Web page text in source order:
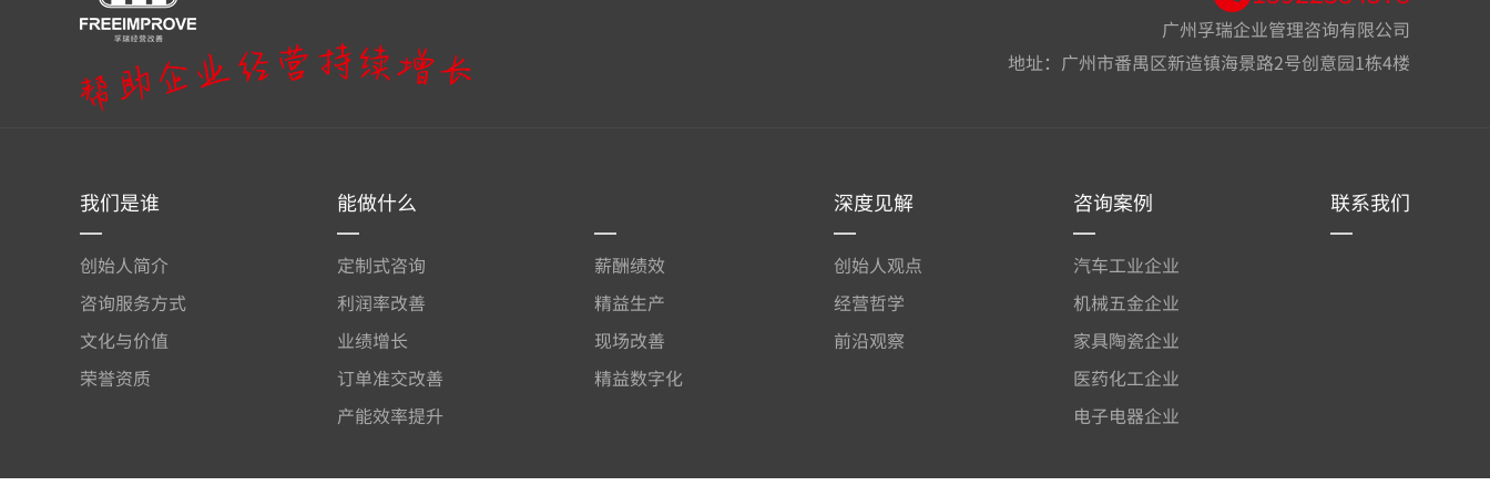
广州孚瑞企业管理咨询有限公司
地址：广州市番禺区新造镇海景路2号创意园1栋4楼
我们是谁
创始人简介
咨询服务方式
文化与价值
荣誉资质
能做什么
定制式咨询
利润率改善
业绩增长
订单准交改善
产能效率提升
薪酬绩效
精益生产
现场改善
精益数字化
深度见解
创始人观点
经营哲学
前沿观察
咨询案例
汽车工业企业
机械五金企业
家具陶瓷企业
医药化工企业
电子电器企业
联系我们